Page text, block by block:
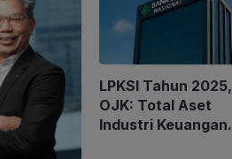
LPKSI Tahun 2025,
OJK: Total Aset
Industri Keuangan